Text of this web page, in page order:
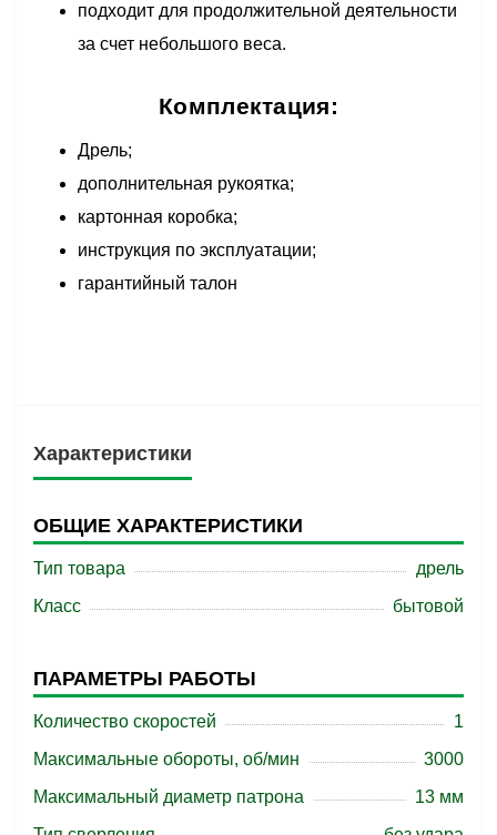
подходит для продолжительной деятельности
за счет небольшого веса.
Комплектация:
Дрель;
дополнительная рукоятка;
картонная коробка;
инструкция по эксплуатации;
гарантийный талон
Характеристики
ОБЩИЕ ХАРАКТЕРИСТИКИ
Тип товара
дрель
Класс
бытовой
ПАРАМЕТРЫ РАБОТЫ
Количество скоростей
1
Максимальные обороты, об/мин
3000
Максимальный диаметр патрона
13 мм